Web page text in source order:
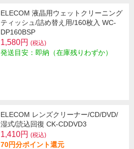
ELECOM 液晶用ウェットクリーニング
ティッシュ/詰め替え用/160枚入 WC-
DP160BSP
1,580円 (税込)
発送目安：即納（在庫残りわずか）
ELECOM レンズクリーナー/CD/DVD/
湿式/読込回復 CK-CDDVD3
1,410円 (税込)
70円分ポイント還元